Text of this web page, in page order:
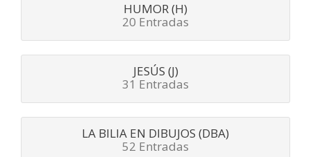
HUMOR (H)
20 Entradas
JESÚS (J)
31 Entradas
LA BILIA EN DIBUJOS (DBA)
52 Entradas